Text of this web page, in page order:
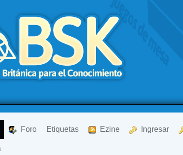
Foro Etiquetas Ezine Ingresar